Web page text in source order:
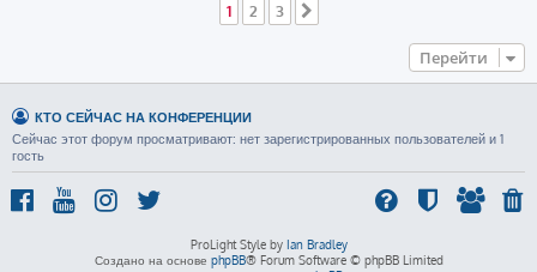
1
2 3
Перейти
КТО СЕЙЧАС НА КОНФЕРЕНЦИИ
Сейчас этот форум просматривают: нет зарегистрированных пользователей и 1
гость
ProLight Style by Ian Bradley
Создано на основе phpBB® Forum Software © phpBB Limited